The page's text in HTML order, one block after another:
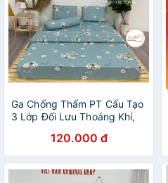
Ga Chống Thấm PT Cấu Tạo
3 Lớp Đối Lưu Thoáng Khí,
120.000 đ